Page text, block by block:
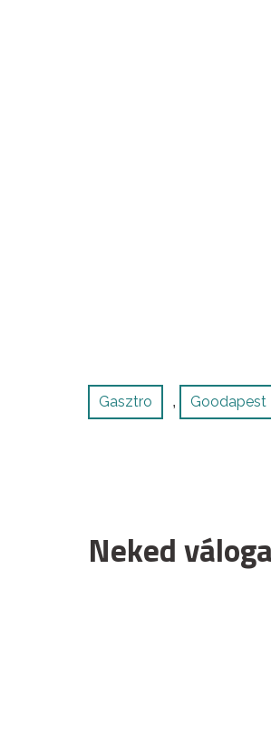
Gasztro , Goodapest
Neked